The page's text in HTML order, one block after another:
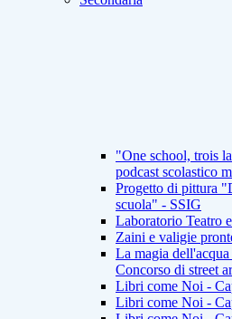
"One school, trois
podcast scolastico
Progetto di pittura
scuola" - SSIG
Laboratorio Teatro
Zaini e valigie
La magia
Concorso di street
Libri come Noi -
Libri come Noi -